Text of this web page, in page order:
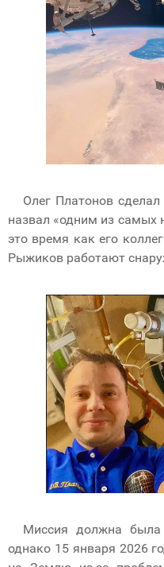
Олег Платонов
назвал «одним из самых
это время как его
Рыжиков работают
Миссия должна была
однако 15 января 2026